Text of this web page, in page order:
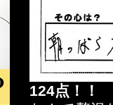
124点！！